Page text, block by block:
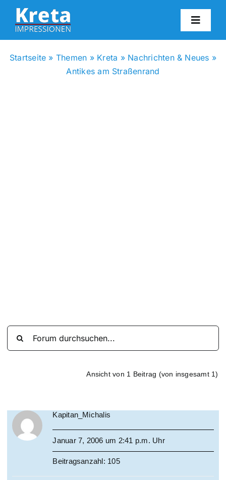
Zum
Inhalt
springen
Startseite » Themen » Kreta » Nachrichten & Neues »
Antikes am Straßenrand
Ansicht von 1 Beitrag (von insgesamt 1)
Kapitan_Michalis
Januar 7, 2006 um 2:41 p.m. Uhr
Beitragsanzahl: 105